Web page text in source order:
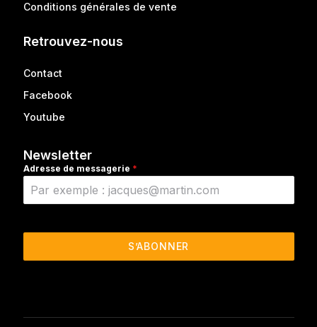
Conditions générales de vente
Retrouvez-nous
Contact
Facebook
Youtube
Newsletter
Adresse de messagerie *
S’ABONNER